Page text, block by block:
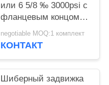
или 6 5/8 ‰ 3000psi с
фланцевым концом,
ручной, API6A PSL2
PR1 PU EE.
negotiable MOQ:1 комплект
КОНТАКТ
Шиберный задвижка